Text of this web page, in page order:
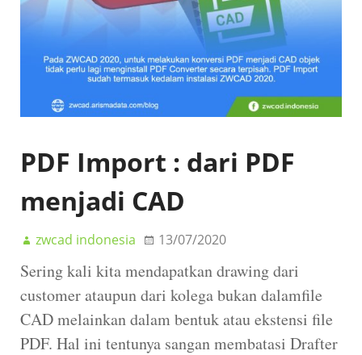
PDF Import : dari PDF
menjadi CAD
zwcad indonesia 13/07/2020
Sering kali kita mendapatkan drawing dari
customer ataupun dari kolega bukan dalamfile
CAD melainkan dalam bentuk atau ekstensi file
PDF. Hal ini tentunya sangan membatasi Drafter